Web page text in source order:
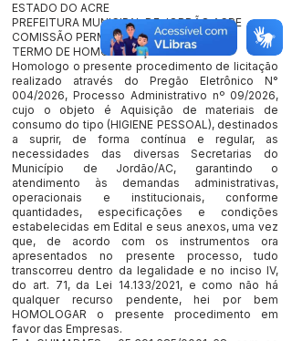
ESTADO DO ACRE
PREFEITURA MUNICIPAL DE JORDÃO ACRE
COMISSÃO PERMANENTE DE LICITAÇÃO
TERMO DE HOMOLOGAÇÃO
Homologo o presente procedimento de licitação
realizado através do Pregão Eletrônico N°
004/2026, Processo Administrativo nº 09/2026,
cujo o objeto é Aquisição de materiais de
consumo do tipo (HIGIENE PESSOAL), destinados
a suprir, de forma contínua e regular, as
necessidades das diversas Secretarias do
Município de Jordão/AC, garantindo o
atendimento às demandas administrativas,
operacionais e institucionais, conforme
quantidades, especificações e condições
estabelecidas em Edital e seus anexos, uma vez
que, de acordo com os instrumentos ora
apresentados no presente processo, tudo
transcorreu dentro da legalidade e no inciso IV,
do art. 71, da Lei 14.133/2021, e como não há
qualquer recurso pendente, hei por bem
HOMOLOGAR o presente procedimento em
favor das Empresas.